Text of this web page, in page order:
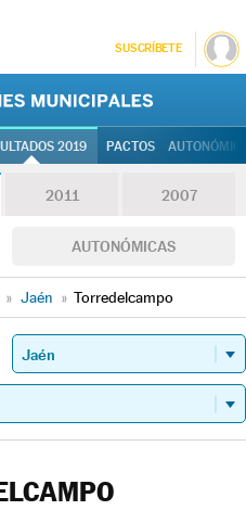
SUSCRÍBETE
2019 PACTOS
2011 2007
AUTONÓMICAS
» Jaén » Torredelcampo